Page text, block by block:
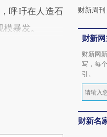
呼吁在人造石
暴发。
财新周刊
财新
财新网
写，每
引。
财新名